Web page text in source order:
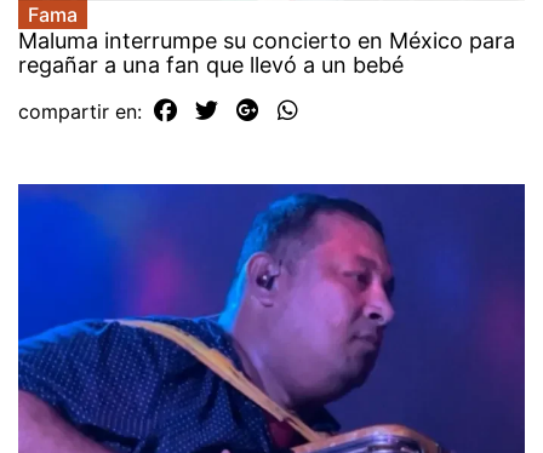
Fama
Maluma interrumpe su concierto en México para
regañar a una fan que llevó a un bebé
compartir en: